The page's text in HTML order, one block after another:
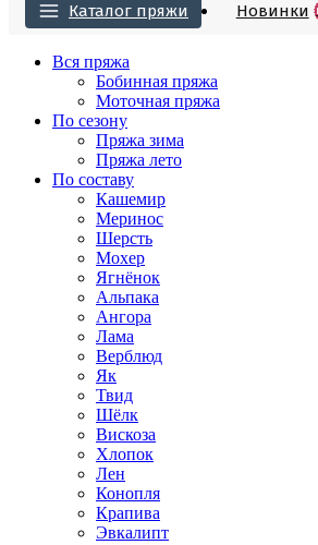
Каталог пряжи Новинки
Вся пряжа
Бобинная пряжа
Моточная пряжа
По сезону
Пряжа зима
Пряжа лето
По составу
Кашемир
Меринос
Шерсть
Мохер
Ягнёнок
Альпака
Ангора
Лама
Верблюд
Як
Твид
Шёлк
Вискоза
Хлопок
Лен
Конопля
Крапива
Эвкалипт